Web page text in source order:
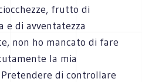
frutto di
e di avventatezza
non ho mancato di fare
la mia
di controllare